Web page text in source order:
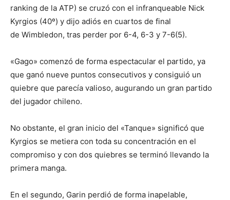
ranking de la ATP) se cruzó con el infranqueable Nick
Kyrgios (40º) y dijo adiós en cuartos de final
de Wimbledon, tras perder por 6-4, 6-3 y 7-6(5).
«Gago» comenzó de forma espectacular el partido, ya
que ganó nueve puntos consecutivos y consiguió un
quiebre que parecía valioso, augurando un gran partido
del jugador chileno.
No obstante, el gran inicio del «Tanque» significó que
Kyrgios se metiera con toda su concentración en el
compromiso y con dos quiebres se terminó llevando la
primera manga.
En el segundo, Garin perdió de forma inapelable,